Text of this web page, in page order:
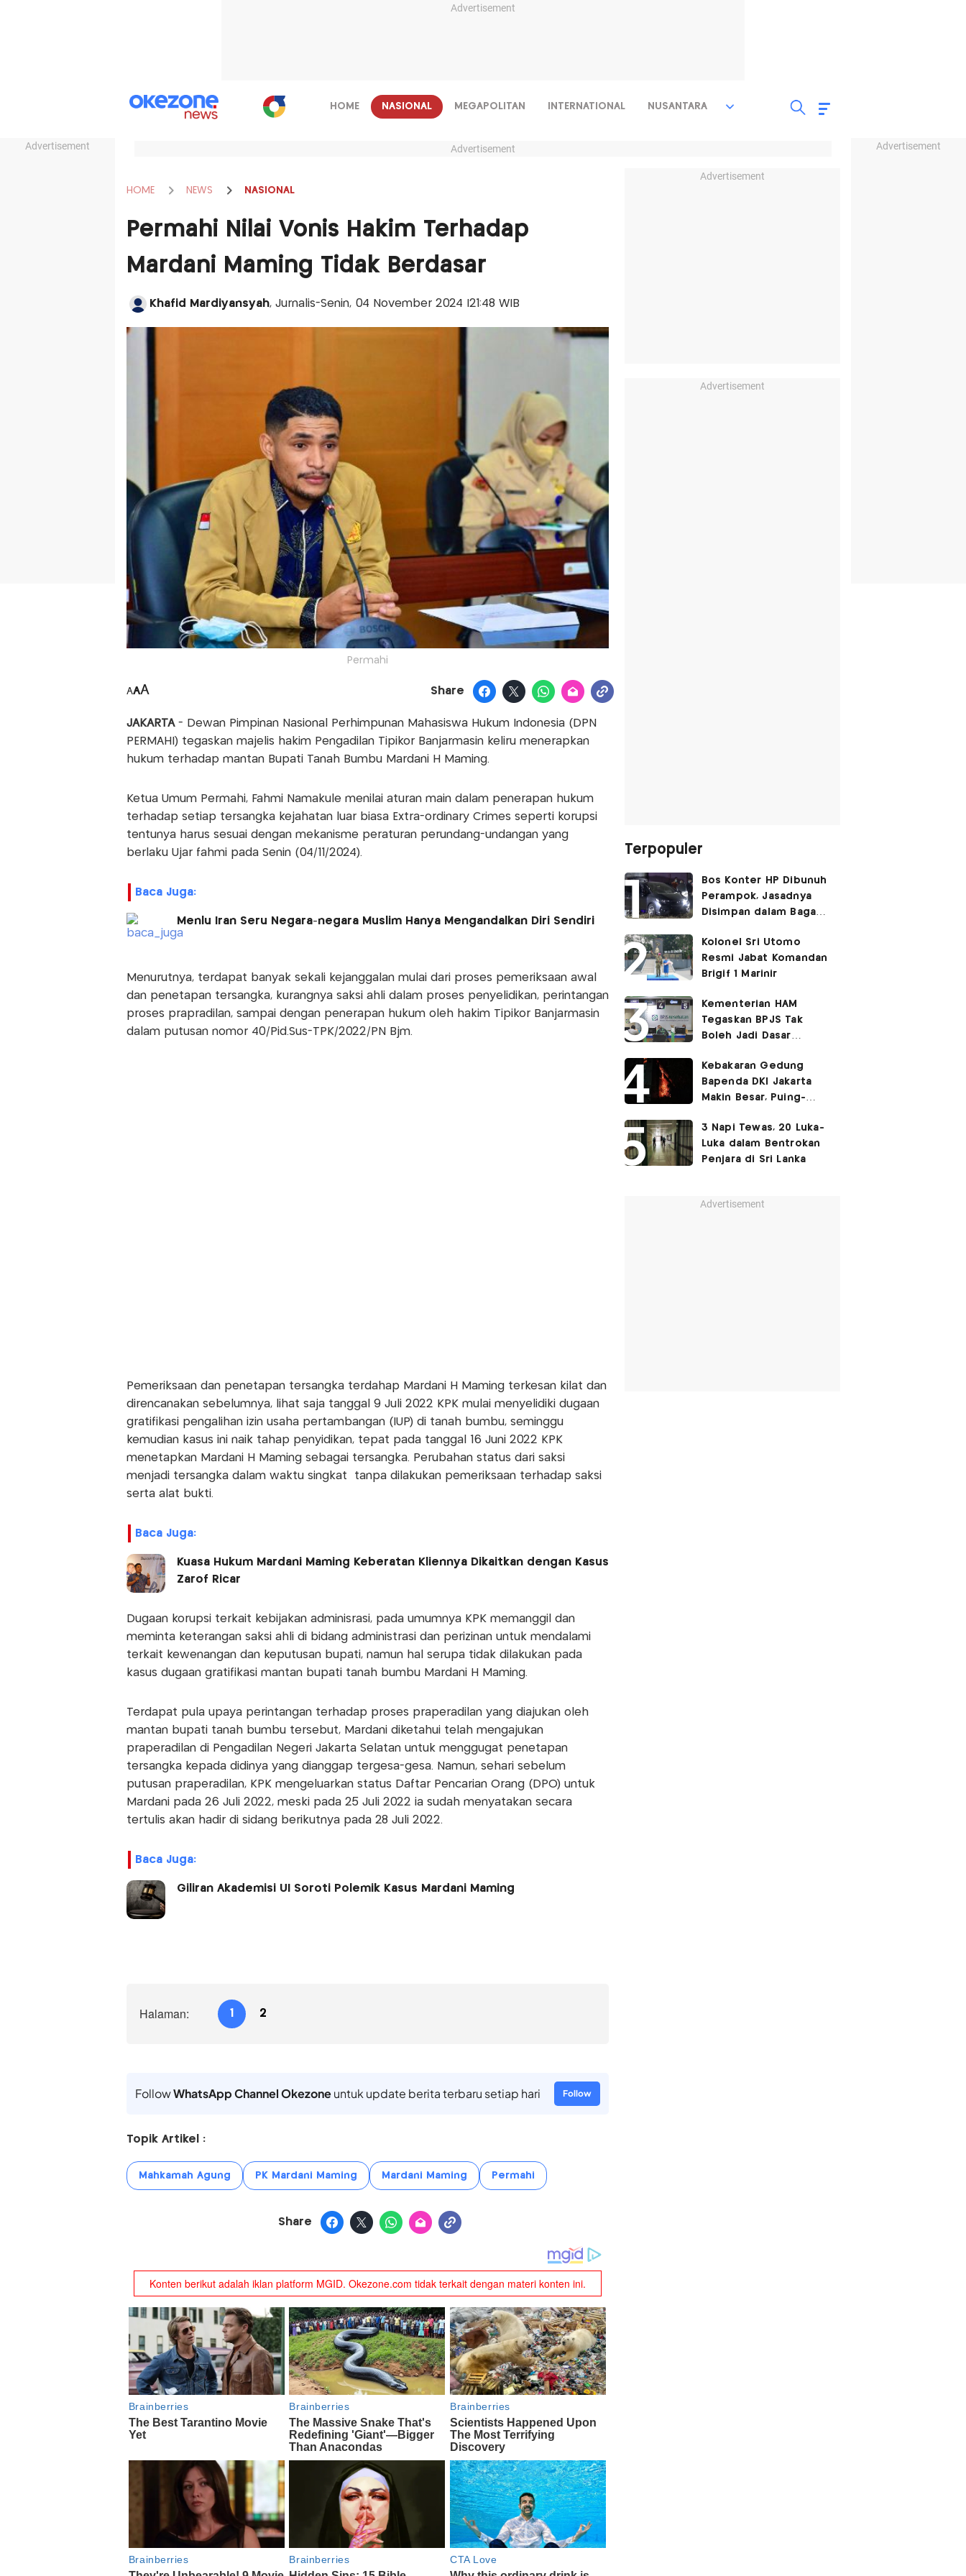
Advertisement
Advertisement Advertisement
HOME NASIONAL MEGAPOLITAN INTERNATIONAL NUSANTARA
Advertisement
HOME NEWS NASIONAL
Permahi Nilai Vonis Hakim Terhadap
Mardani Maming Tidak Berdasar
Khafid Mardiyansyah, Jurnalis-Senin, 04 November 2024 |21:48 WIB
Permahi
AAA Share
JAKARTA - Dewan Pimpinan Nasional Perhimpunan Mahasiswa Hukum Indonesia (DPN
PERMAHI) tegaskan majelis hakim Pengadilan Tipikor Banjarmasin keliru menerapkan
hukum terhadap mantan Bupati Tanah Bumbu Mardani H Maming.
Ketua Umum Permahi, Fahmi Namakule menilai aturan main dalam penerapan hukum
terhadap setiap tersangka kejahatan luar biasa Extra-ordinary Crimes seperti korupsi
tentunya harus sesuai dengan mekanisme peraturan perundang-undangan yang
berlaku Ujar fahmi pada Senin (04/11/2024).
Baca Juga:
Menlu Iran Seru Negara-negara Muslim Hanya Mengandalkan Diri Sendiri
Menurutnya, terdapat banyak sekali kejanggalan mulai dari proses pemeriksaan awal
dan penetapan tersangka, kurangnya saksi ahli dalam proses penyelidikan, perintangan
proses prapradilan, sampai dengan penerapan hukum oleh hakim Tipikor Banjarmasin
dalam putusan nomor 40/Pid.Sus-TPK/2022/PN Bjm.
Pemeriksaan dan penetapan tersangka terdahap Mardani H Maming terkesan kilat dan
direncanakan sebelumnya, lihat saja tanggal 9 Juli 2022 KPK mulai menyelidiki dugaan
gratifikasi pengalihan izin usaha pertambangan (IUP) di tanah bumbu, seminggu
kemudian kasus ini naik tahap penyidikan, tepat pada tanggal 16 Juni 2022 KPK
menetapkan Mardani H Maming sebagai tersangka. Perubahan status dari saksi
menjadi tersangka dalam waktu singkat tanpa dilakukan pemeriksaan terhadap saksi
serta alat bukti.
Baca Juga:
Kuasa Hukum Mardani Maming Keberatan Kliennya Dikaitkan dengan Kasus
Zarof Ricar
Dugaan korupsi terkait kebijakan adminisrasi, pada umumnya KPK memanggil dan
meminta keterangan saksi ahli di bidang administrasi dan perizinan untuk mendalami
terkait kewenangan dan keputusan bupati, namun hal serupa tidak dilakukan pada
kasus dugaan gratifikasi mantan bupati tanah bumbu Mardani H Maming.
Terdapat pula upaya perintangan terhadap proses praperadilan yang diajukan oleh
mantan bupati tanah bumbu tersebut, Mardani diketahui telah mengajukan
praperadilan di Pengadilan Negeri Jakarta Selatan untuk menggugat penetapan
tersangka kepada didinya yang dianggap tergesa-gesa. Namun, sehari sebelum
putusan praperadilan, KPK mengeluarkan status Daftar Pencarian Orang (DPO) untuk
Mardani pada 26 Juli 2022, meski pada 25 Juli 2022 ia sudah menyatakan secara
tertulis akan hadir di sidang berikutnya pada 28 Juli 2022.
Baca Juga:
Giliran Akademisi UI Soroti Polemik Kasus Mardani Maming
Halaman: 1 2
FollowWhatsApp Channel Okezoneuntuk update berita terbaru setiap hari Follow
Topik Artikel :
Mahkamah Agung PK Mardani Maming Mardani Maming Permahi
Share
Advertisement
Advertisement
Terpopuler
Bos Konter HP Dibunuh
Perampok, Jasadnya
Disimpan dalam Bagasi
Kolonel Sri Utomo
Resmi Jabat Komandan
Brigif 1 Marinir
Kementerian HAM
Tegaskan BPJS Tak
Boleh Jadi Dasar
Layanan Kesehatan
Kebakaran Gedung
Bapenda DKI Jakarta
Makin Besar, Puing-
3 Napi Tewas, 20 Luka-
Luka dalam Bentrokan
Penjara di Sri Lanka
Advertisement